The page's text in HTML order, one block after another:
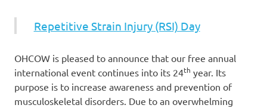
Repetitive Strain Injury (RSI) Day
OHCOW is pleased to announce that our free annual
international event continues into its 24th year. Its
purpose is to increase awareness and prevention of
musculoskeletal disorders. Due to an overwhelming